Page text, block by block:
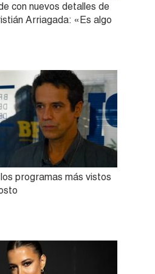
con nuevos detalles de
Arriagada: «Es algo
programas más vistos